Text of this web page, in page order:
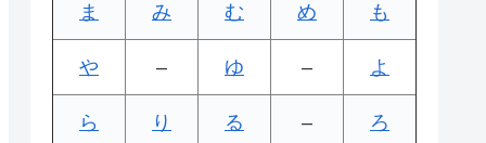
ま み む め も
や – ゆ – よ
ら り る – ろ